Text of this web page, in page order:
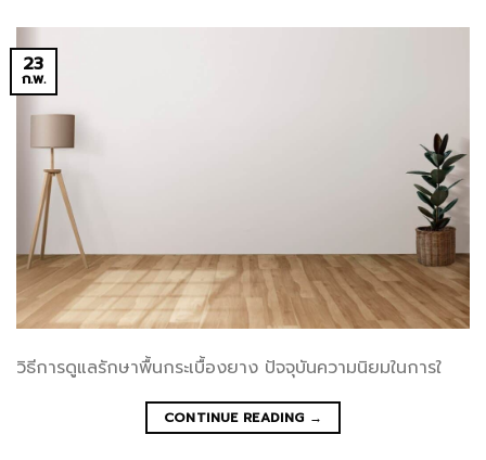
23
ก.พ.
วิธีการดูแลรักษาพื้นกระเบื้องยาง ปัจจุบันความนิยมในการใ
CONTINUE READING →